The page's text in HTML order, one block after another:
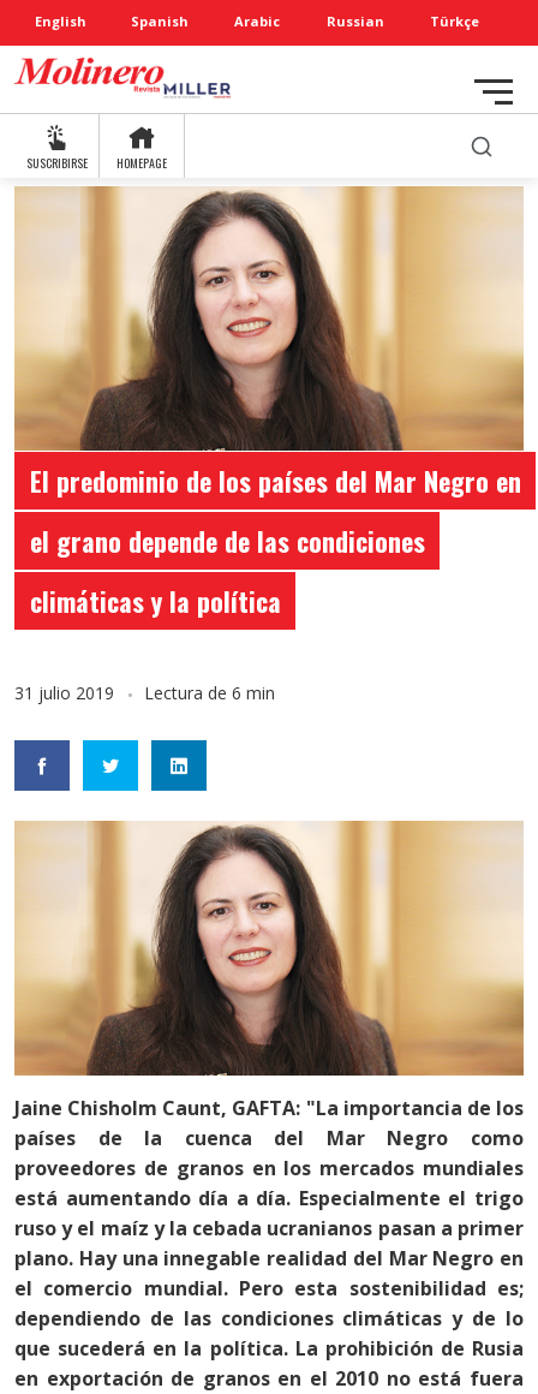
English Spanish Arabic Russian Türkçe
SUSCRIBIRSE HOMEPAGE
El predominio de los países del Mar Negro en
el grano depende de las condiciones
climáticas y la política
31 julio 2019 Lectura de 6 min
Jaine Chisholm Caunt, GAFTA: "La importancia de los
países de la cuenca del Mar Negro como
proveedores de granos en los mercados mundiales
está aumentando día a día. Especialmente el trigo
ruso y el maíz y la cebada ucranianos pasan a primer
plano. Hay una innegable realidad del Mar Negro en
el comercio mundial. Pero esta sostenibilidad es;
dependiendo de las condiciones climáticas y de lo
que sucederá en la política. La prohibición de Rusia
en exportación de granos en el 2010 no está fuera